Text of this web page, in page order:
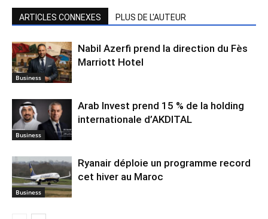
ARTICLES CONNEXES PLUS DE L'AUTEUR
Business
Nabil Azerfi prend la direction du Fès
Marriott Hotel
Business
Arab Invest prend 15 % de la holding
internationale d’AKDITAL
Business
Ryanair déploie un programme record
cet hiver au Maroc